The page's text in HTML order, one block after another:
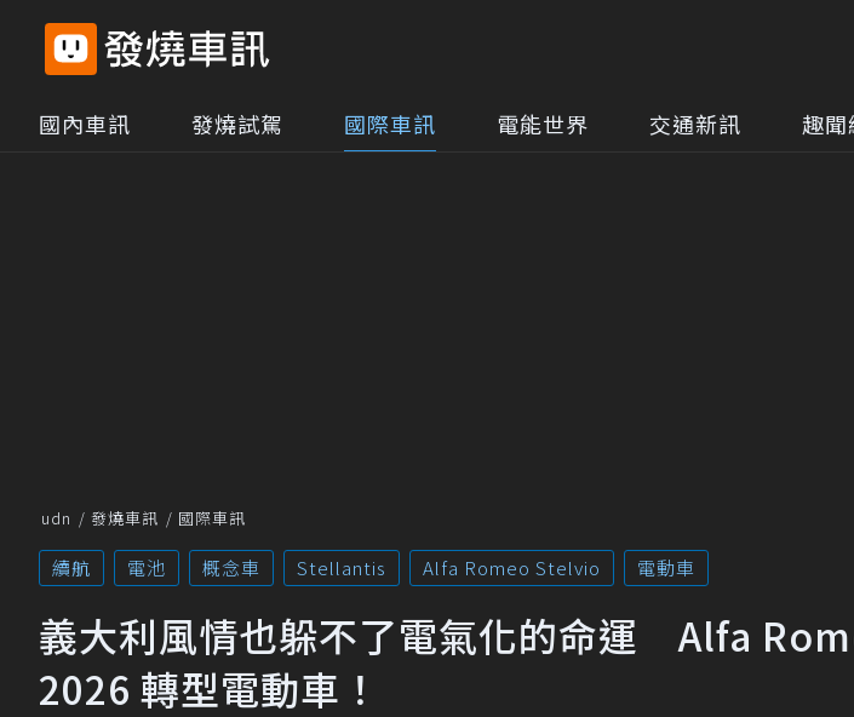
國內車訊 發燒試駕 國際車訊 電能世界 交通新訊 趣聞
udn 發燒車訊 國際車訊
續航 電池 概念車 Stellantis Alfa Romeo Stelvio 電動車
義大利風情也躲不了電氣化的命運 Alfa
2026 轉型電動車！